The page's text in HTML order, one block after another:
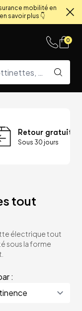
mobilité en
savoir plus 👇
0
Retour gratuit
Sous 30 jours
tout
électrique tout
sous la forme
: